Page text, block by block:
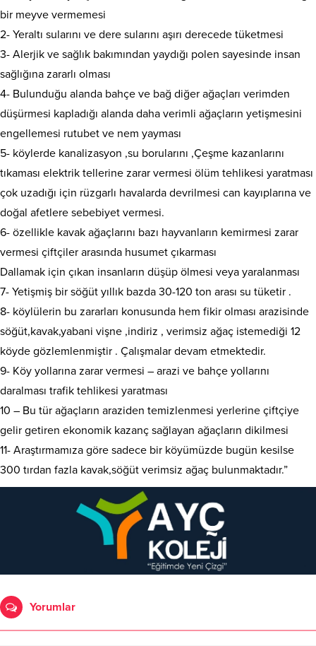
bir meyve vermemesi
2- Yeraltı sularını ve dere sularını aşırı derecede tüketmesi
3- Alerjik ve sağlık bakımından yaydığı polen sayesinde insan
sağlığına zararlı olması
4- Bulunduğu alanda bahçe ve bağ diğer ağaçları verimden
düşürmesi kapladığı alanda daha verimli ağaçların yetişmesini
engellemesi rutubet ve nem yayması
5- köylerde kanalizasyon ,su borularını ,Çeşme kazanlarını
tıkaması elektrik tellerine zarar vermesi ölüm tehlikesi yaratması
çok uzadığı için rüzgarlı havalarda devrilmesi can kayıplarına ve
doğal afetlere sebebiyet vermesi.
6- özellikle kavak ağaçlarını bazı hayvanların kemirmesi zarar
vermesi çiftçiler arasında husumet çıkarması
Dallamak için çıkan insanların düşüp ölmesi veya yaralanması
7- Yetişmiş bir söğüt yıllık bazda 30-120 ton arası su tüketir .
8- köylülerin bu zararları konusunda hem fikir olması arazisinde
söğüt,kavak,yabani vişne ,indiriz , verimsiz ağaç istemediği 12
köyde gözlemlenmiştir . Çalışmalar devam etmektedir.
9- Köy yollarına zarar vermesi – arazi ve bahçe yollarını
daralması trafik tehlikesi yaratması
10 – Bu tür ağaçların araziden temizlenmesi yerlerine çiftçiye
gelir getiren ekonomik kazanç sağlayan ağaçların dikilmesi
11- Araştırmamıza göre sadece bir köyümüzde bugün kesilse
300 tırdan fazla kavak,söğüt verimsiz ağaç bulunmaktadır.”
Yorumlar